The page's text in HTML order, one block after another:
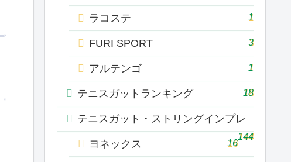
ラコステ 1
FURI SPORT 3
アルテンゴ 1
テニスガットランキング 18
テニスガット・ストリングインプレ
144
ヨネックス 16